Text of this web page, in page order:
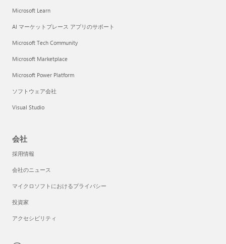
Microsoft Learn
AI マーケットプレース アプリのサポート
Microsoft Tech Community
Microsoft Marketplace
Microsoft Power Platform
ソフトウェア会社
Visual Studio
会社
採用情報
会社のニュース
マイクロソフトにおけるプライバシー
投資家
アクセシビリティ